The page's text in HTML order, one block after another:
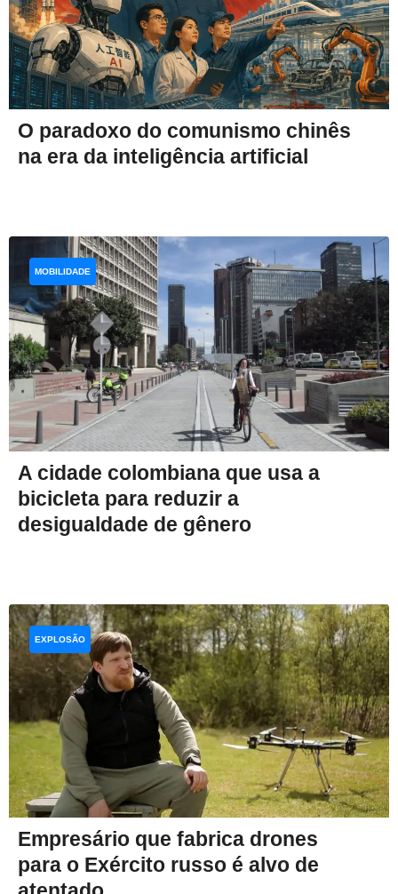
O paradoxo do comunismo chinês
na era da inteligência artificial
A cidade colombiana que usa a
bicicleta para reduzir a
desigualdade de gênero
MOBILIDADE
Empresário que fabrica drones
para o Exército russo é alvo de
EXPLOSÃO